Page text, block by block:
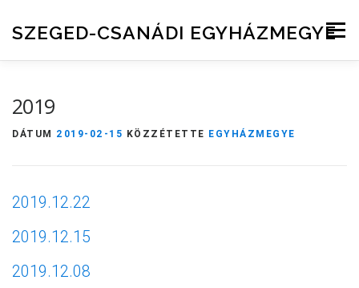
SZEGED-CSANÁDI EGYHÁZMEGYE
Menu
2019
DÁTUM 2019-02-15 KÖZZÉTETTE EGYHÁZMEGYE
2019.12.22
2019.12.15
2019.12.08